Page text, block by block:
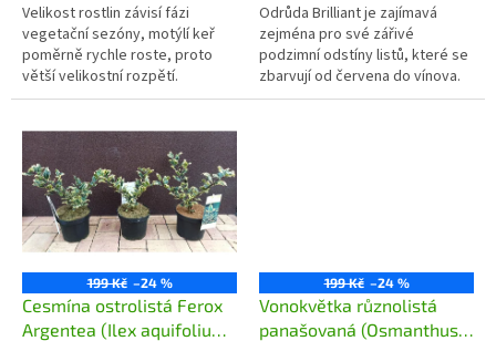
Velikost rostlin závisí fázi
vegetační sezóny, motýlí keř
poměrně rychle roste, proto
větší velikostní rozpětí.
Kultivary Nanho Blue - tmavě
Royal...
Odrůda Brilliant je zajímavá
zejména pro své zářivé
podzimní odstíny listů, které se
zbarvují od červena do vínova.
Kvete v květnu čistě bílými
199 Kč –24 %
Cesmína ostrolistá Ferox
Argentea (Ilex aquifolium
199 Kč –24 %
Vonokvětka různolistá
panašovaná (Osmanthus